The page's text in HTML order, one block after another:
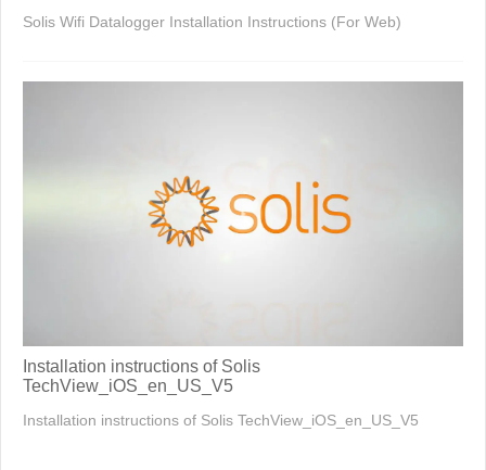
Solis Wifi Datalogger Installation Instructions (For Web)
Installation instructions of Solis
TechView_iOS_en_US_V5
Installation instructions of Solis TechView_iOS_en_US_V5